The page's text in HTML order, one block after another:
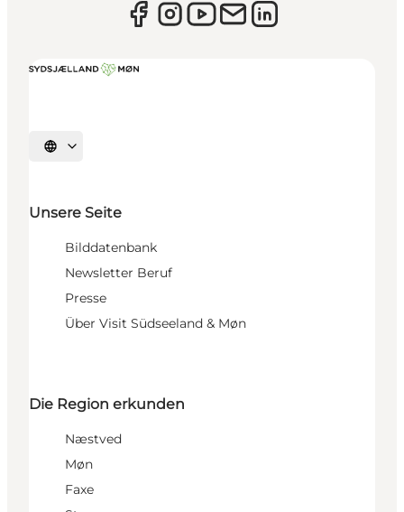
Sprache auswählen
Unsere Seite
Bilddatenbank
Newsletter Beruf
Presse
Über Visit Südseeland & Møn
Die Region erkunden
Næstved
Møn
Faxe